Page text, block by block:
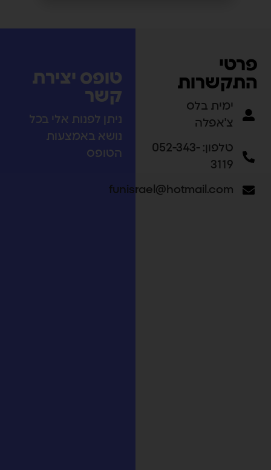
פרטי
התקשרות
ימית בלס
צ'אפלה
טלפון: 052-343-
3119
funisrael@hotmail.com
טופס יצירת
קשר
ניתן לפנות אלי בכל
נושא באמצעות
הטופס